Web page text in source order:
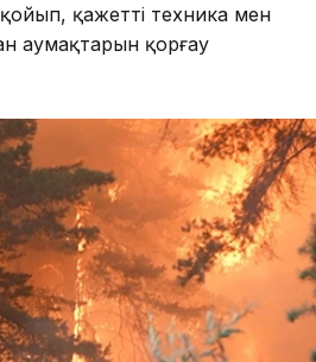
қажетті техника мен
аумақтарын қорғау